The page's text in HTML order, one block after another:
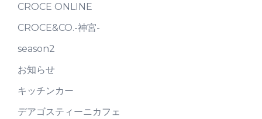
CROCE ONLINE
CROCE&CO.-神宮-
season2
お知らせ
キッチンカー
デアゴスティーニカフェ